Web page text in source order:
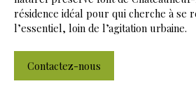
résidence idéal pour qui cherche à se
l’essentiel, loin de l’agitation urbaine.
Contactez-nous